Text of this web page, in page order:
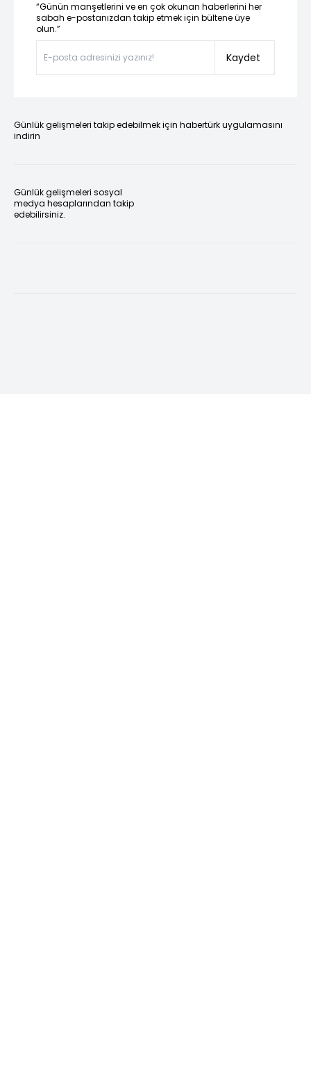
“Günün manşetlerini ve en çok okunan haberlerini her
sabah e-postanızdan takip etmek için bültene üye
olun.”
Kaydet
Günlük gelişmeleri takip edebilmek için habertürk uygulamasını
indirin
Günlük gelişmeleri sosyal
medya hesaplarından takip
edebilirsiniz.